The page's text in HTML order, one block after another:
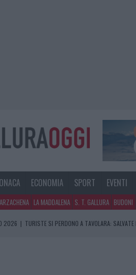
ECONOMIA SPORT EVENTI
ARZACHENA LA MADDALENA S. T. GALLURA BUDONI
2026 | METEO OLBIA 6 AGOSTO, MIGLIORA IL TEMPO